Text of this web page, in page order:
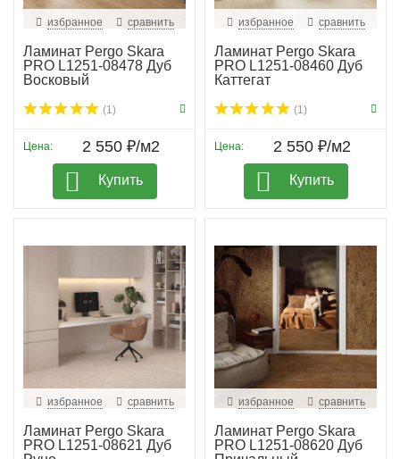
избранное сравнить
Ламинат Pergo Skara
PRO L1251-08478 Дуб
Восковый
(1)
Цена: 2 550 ₽/м2
Купить
избранное сравнить
Ламинат Pergo Skara
PRO L1251-08460 Дуб
Каттегат
(1)
Цена: 2 550 ₽/м2
Купить
избранное сравнить
Ламинат Pergo Skara
PRO L1251-08621 Дуб
избранное сравнить
Ламинат Pergo Skara
PRO L1251-08620 Дуб